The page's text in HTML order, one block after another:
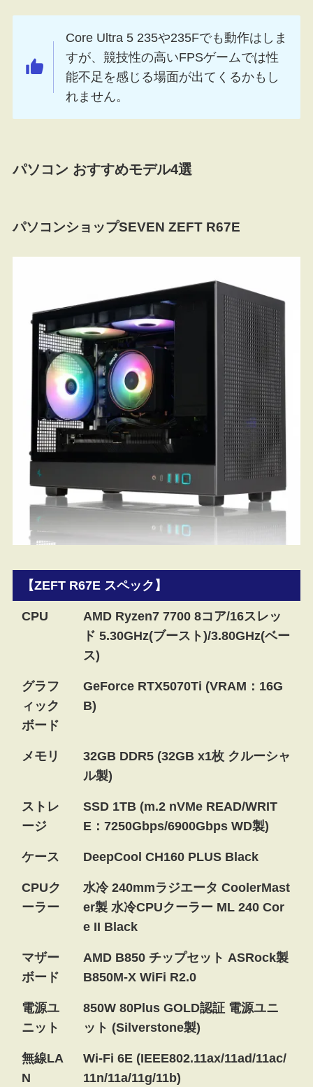
Core Ultra 5 235や235Fでも動作はしま
すが、競技性の高いFPSゲームでは性
能不足を感じる場面が出てくるかもし
れません。
パソコン おすすめモデル4選
パソコンショップSEVEN ZEFT R67E
【ZEFT R67E スペック】
CPU
AMD Ryzen7 7700 8コア/16スレッ
ド 5.30GHz(ブースト)/3.80GHz(ベー
ス)
グラフ
ィック
ボード
GeForce RTX5070Ti (VRAM：16G
B)
メモリ
32GB DDR5 (32GB x1枚 クルーシャ
ル製)
ストレ
ージ
SSD 1TB (m.2 nVMe READ/WRIT
E：7250Gbps/6900Gbps WD製)
ケース DeepCool CH160 PLUS Black
CPUク
ーラー
水冷 240mmラジエータ CoolerMast
er製 水冷CPUクーラー ML 240 Cor
e II Black
マザー
ボード
AMD B850 チップセット ASRock製
B850M-X WiFi R2.0
電源ユ
ニット
850W 80Plus GOLD認証 電源ユニ
ット (Silverstone製)
無線LA
N
Wi-Fi 6E (IEEE802.11ax/11ad/11ac/
11n/11a/11g/11b)